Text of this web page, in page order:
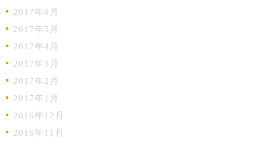
2017年6月
2017年5月
2017年4月
2017年3月
2017年2月
2017年1月
2016年12月
2016年11月